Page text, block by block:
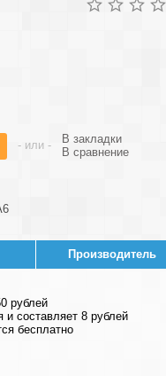
- или -
В закладки
В сравнение
Производитель
рублей
и составляет 8 рублей
бесплатно